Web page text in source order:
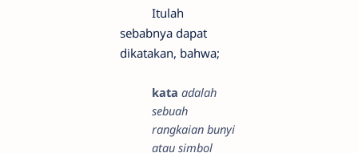
Itulah
sebabnya dapat
dikatakan, bahwa;
kata adalah
sebuah
rangkaian bunyi
atau simbol